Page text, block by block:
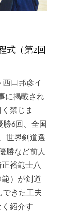
式（第2回
口邦彦イ
に掲載され
禁じま
勝6回、全国
世界剣道選
勝など前人
裕範士八
）が剣道
できた工夫
紹介す